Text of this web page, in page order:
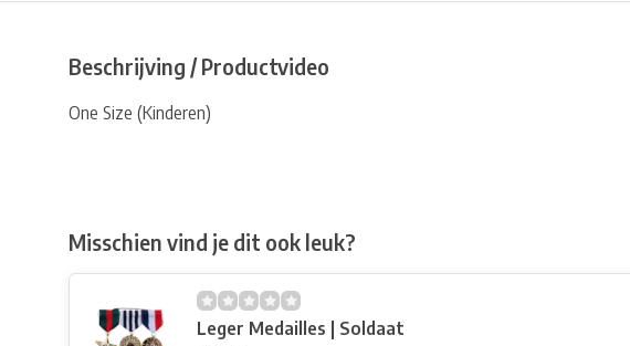
Beschrijving / Productvideo
One Size (Kinderen)
Misschien vind je dit ook leuk?
Leger Medailles | Soldaat